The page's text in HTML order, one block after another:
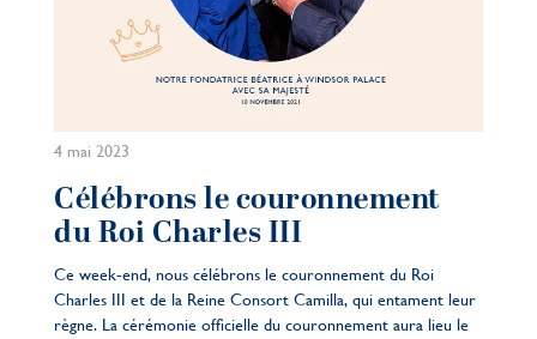
4 mai 2023
Célébrons le couronnement
du Roi Charles III
Ce week-end, nous célébrons le couronnement du Roi
Charles III et de la Reine Consort Camilla, qui entament leur
règne. La cérémonie officielle du couronnement aura lieu le